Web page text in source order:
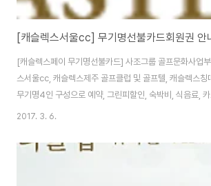
[캐슬렉스서울cc] 무기명선불카드회원권 안
[캐슬렉스페이 무기명선불카드] 사조그룹 골프문화사업
스서울cc, 캐슬렉스제주 골프클럽 및 골프텔, 캐슬렉스
무기명4인 구성으로 예약, 그린피할인, 숙박비, 식음료,
있는 무기명 선불카드회원권입니다. [캐슬렉스페이 무기
2017. 3. 6.